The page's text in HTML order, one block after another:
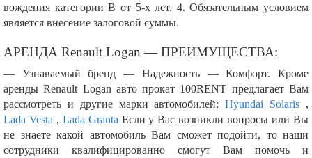
вождения категории В от 5-х лет. 4. Обязательным условием
является внесение залоговой суммы.
АРЕНДА Renault Logan — ПРЕИМУЩЕСТВА:
— Узнаваемый бренд — Надежность — Комфорт. Кроме
аренды Renault Logan авто прокат 100RENT предлагает Вам
рассмотреть и другие марки автомобилей:Hyundai Solaris ,
Lada Vesta , Lada Granta Если у Вас возникли вопросы или Вы
не знаете какой автомобиль Вам сможет подойти, то наши
сотрудники квалифицированно смогут Вам помочь и